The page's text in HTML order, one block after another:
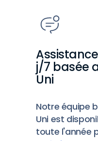
j/7 basée
Uni
Notre équipe
Uni est
toute l'année